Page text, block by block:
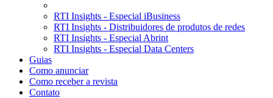
RTI Insights - Especial iBusiness
RTI Insights - Distribuidores de produtos de redes
RTI Insights - Especial Abrint
RTI Insights - Especial Data Centers
Guias
Como anunciar
Como receber a revista
Contato